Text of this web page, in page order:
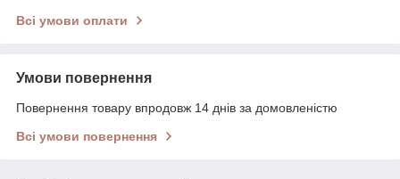
Всі умови оплати
Умови повернення
Повернення товару впродовж 14 днів за домовленістю
Всі умови повернення